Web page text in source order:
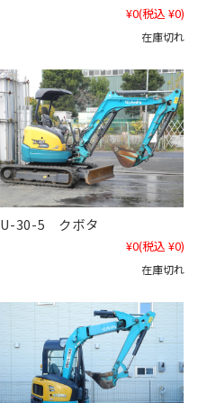
¥0(税込 ¥0)
在庫切れ
U-30-5 クボタ
¥0(税込 ¥0)
在庫切れ